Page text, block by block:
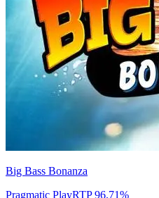
Big Bass Bonanza
Pragmatic PlayRTP96.71%